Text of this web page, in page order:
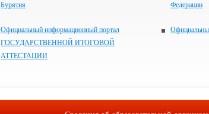
Бурятия
Федерации
Официальный информационный портал
ГОСУДАРСТВЕННОЙ ИТОГОВОЙ
АТТЕСТАЦИИ